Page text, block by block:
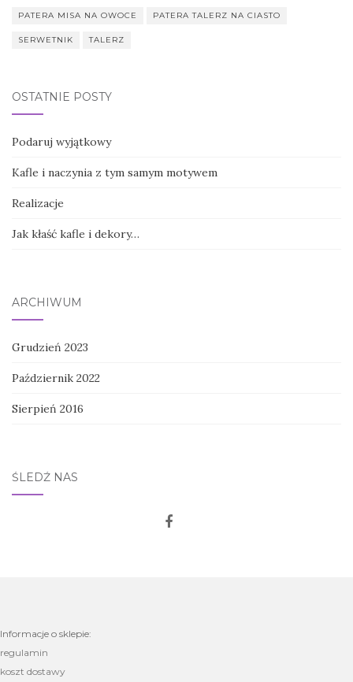
PATERA MISA NA OWOCE PATERA TALERZ NA CIASTO
SERWETNIK TALERZ
OSTATNIE POSTY
Podaruj wyjątkowy
Kafle i naczynia z tym samym motywem
Realizacje
Jak kłaść kafle i dekory…
ARCHIWUM
Grudzień 2023
Październik 2022
Sierpień 2016
ŚLEDŹ NAS
Informacje o sklepie:
regulamin
koszt dostawy